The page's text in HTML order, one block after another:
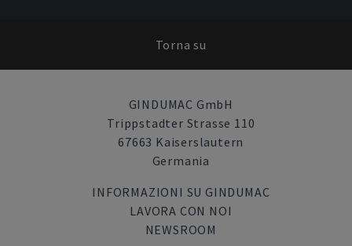
Torna su
GINDUMAC GmbH
Trippstadter Strasse 110
67663 Kaiserslautern
Germania
INFORMAZIONI SU GINDUMAC
LAVORA CON NOI
NEWSROOM